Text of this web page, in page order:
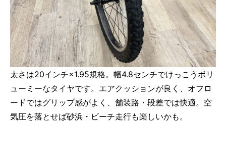
太さは20インチ×1.95規格。幅4.8センチでけっこうボリ
ューミーなタイヤです。エアクッションが良く、オフロ
ードではグリップ感がよく、舗装路・段差では快適。空
気圧を落とせば砂浜・ビーチ走行も楽しいかも。